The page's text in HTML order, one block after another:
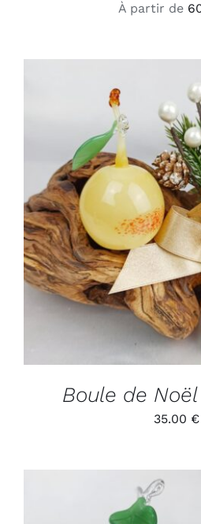
À partir de
ADD TO
DÉTAILS
Boule de
35.00 €